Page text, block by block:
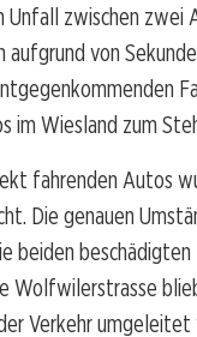
zwischen zwei
von
im Wiesland zum
fahrenden Autos
Die genauen
beiden
Wolfwilerstrasse
Verkehr umgeleitet